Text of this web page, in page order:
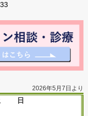
2026年5月7日より
日